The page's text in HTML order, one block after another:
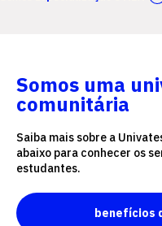
Somos uma
comunitária
Saiba mais sobre a
abaixo para conhecer os
estudantes.
benefícios